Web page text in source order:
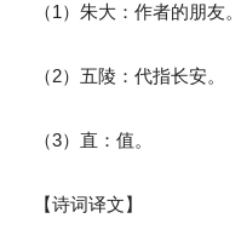
（1）朱大：作者的朋友。
（2）五陵：代指长安。
（3）直：值。
【诗词译文】